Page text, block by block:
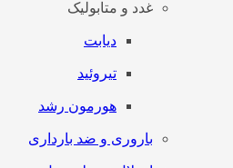
غدد و متابولیک
دیابت
تیروئید
هورمون رشد
باروری و ضد بارداری